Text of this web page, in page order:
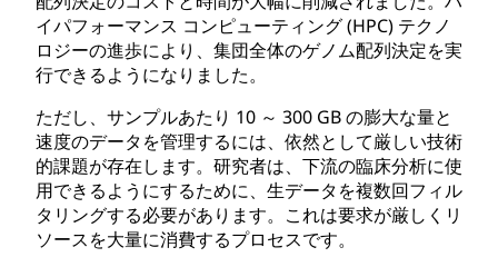
イパフォーマンス コンピューティング (HPC) テクノ
ロジーの進歩により、集団全体のゲノム配列決定を実
行できるようになりました。
ただし、サンプルあたり 10 ～ 300 GB の膨大な量と
速度のデータを管理するには、依然として厳しい技術
的課題が存在します。研究者は、下流の臨床分析に使
用できるようにするために、生データを複数回フィル
タリングする必要があります。これは要求が厳しくリ
ソースを大量に消費するプロセスです。